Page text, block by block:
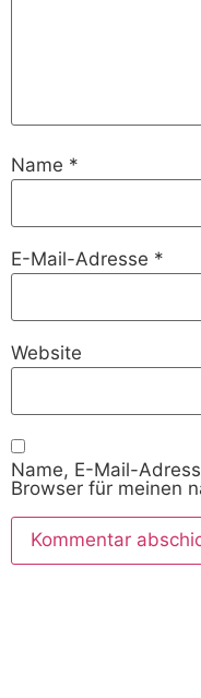
Name *
E-Mail-Adresse *
Website
Name, E-Mail-
Browser für meinen